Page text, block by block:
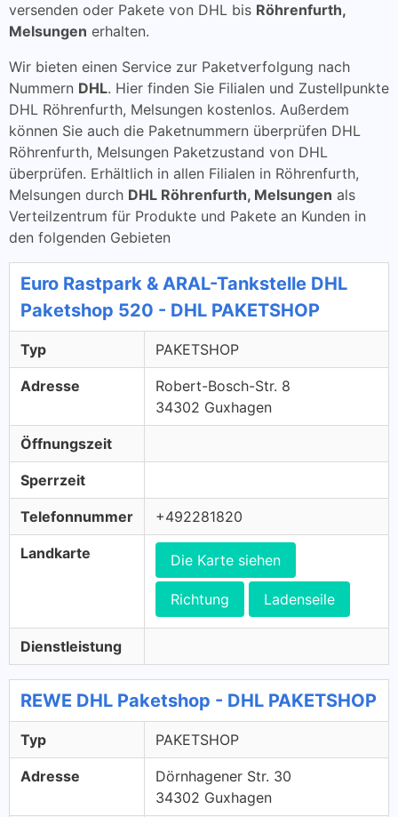
versenden oder Pakete von DHL bis Röhrenfurth,
Melsungen erhalten.
Wir bieten einen Service zur Paketverfolgung nach
Nummern DHL. Hier finden Sie Filialen und Zustellpunkte
DHL Röhrenfurth, Melsungen kostenlos. Außerdem
können Sie auch die Paketnummern überprüfen DHL
Röhrenfurth, Melsungen Paketzustand von DHL
überprüfen. Erhältlich in allen Filialen in Röhrenfurth,
Melsungen durch DHL Röhrenfurth, Melsungen als
Verteilzentrum für Produkte und Pakete an Kunden in
den folgenden Gebieten
Euro Rastpark & ARAL-Tankstelle DHL
Paketshop 520 - DHL PAKETSHOP
Typ PAKETSHOP
Adresse
Robert-Bosch-Str. 8
34302 Guxhagen
Öffnungszeit
Sperrzeit
Telefonnummer +492281820
Landkarte Die Karte siehen
Richtung Ladenseile
Dienstleistung
REWE DHL Paketshop - DHL PAKETSHOP
Typ PAKETSHOP
Adresse
Dörnhagener Str. 30
34302 Guxhagen